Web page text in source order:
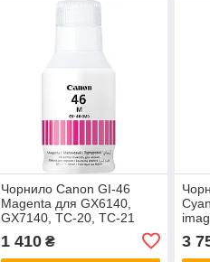
Чорнило Canon GI-46
Magenta для GX6140,
GX7140, TC-20, TC-21
1 410₴ 3